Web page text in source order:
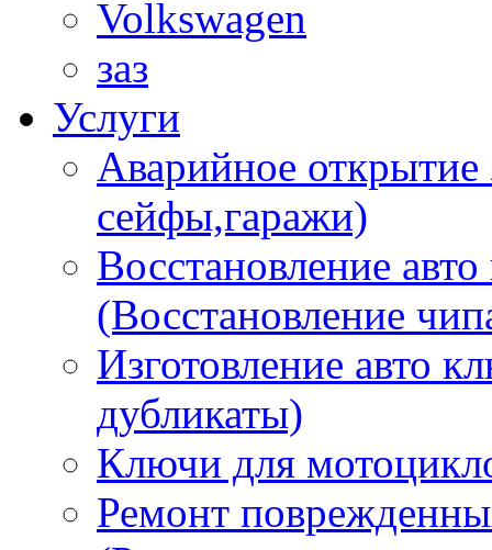
Volkswagen
заз
Услуги
Аварийное
сейфы,гаражи)
Восстановление
(Восстановление
Изготовление авто
дубликаты)
Ключи для
Ремонт